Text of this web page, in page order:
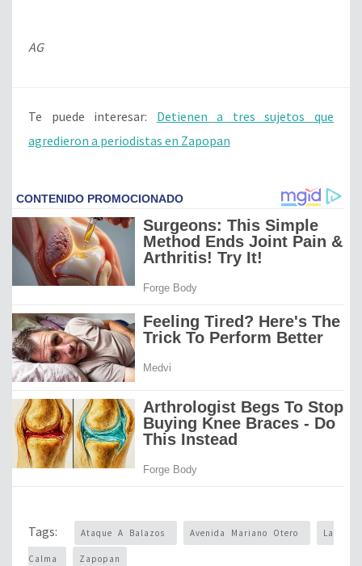
AG
Te puede interesar: Detienen a tres sujetos que
agredieron a periodistas en Zapopan
Tags: Ataque A Balazos Avenida Mariano Otero La
Calma Zapopan